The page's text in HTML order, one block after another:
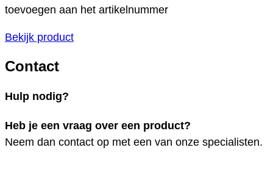
toevoegen aan het artikelnummer
Bekijk product
Contact
Hulp nodig?
Heb je een vraag over een product?
Neem dan contact op met een van onze specialisten.